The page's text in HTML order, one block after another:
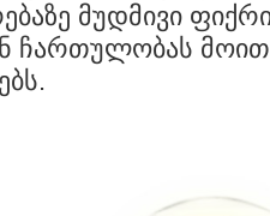
მუდმივი
ჩართულობას